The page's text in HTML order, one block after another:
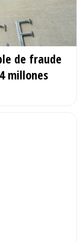
de fraude
millones